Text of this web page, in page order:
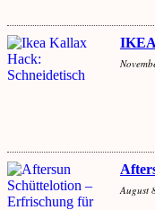
IKEA
August